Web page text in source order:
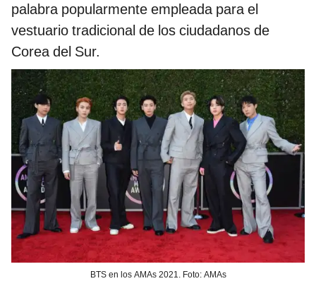
palabra popularmente empleada para el
vestuario tradicional de los ciudadanos de
Corea del Sur.
BTS en los AMAs 2021. Foto: AMAs